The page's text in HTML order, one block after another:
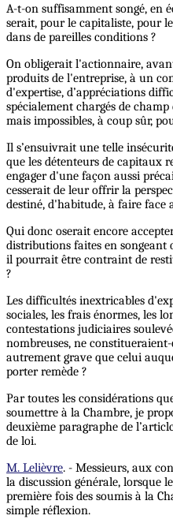
A-t-on suffisamment songé, en
serait, pour le capitaliste, pour
dans de pareilles conditions ?
On obligerait l'actionnaire,
produits de l'entreprise, à un
d'expertise, d’appréciations
spécialement chargés de
mais impossibles, à coup sûr,
Il s’ensuivrait une telle
que les détenteurs de capitaux
engager d'une façon aussi
cesserait de leur offrir la
destiné, d'habitude, à faire face
Qui donc oserait encore
distributions faites en
il pourrait être contraint de
?
Les difficultés inextricables
sociales, les frais énormes, les
contestations judiciaires
nombreuses, ne
autrement grave que celui
porter remède ?
Par toutes les considérations
soumettre à la Chambre, je
deuxième paragraphe de
de loi.
M. Lelièvre. - Messieurs, aux
la discussion générale, lorsque
première fois des soumis à la
simple réflexion.